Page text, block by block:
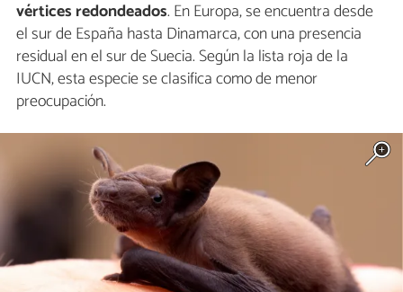
vértices redondeados. En Europa, se encuentra desde
el sur de España hasta Dinamarca, con una presencia
residual en el sur de Suecia. Según la lista roja de la
IUCN, esta especie se clasifica como de menor
preocupación.